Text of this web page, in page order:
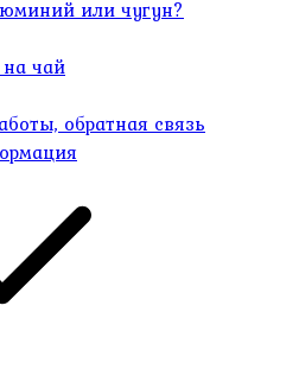
или чугун?
чай
обратная связь